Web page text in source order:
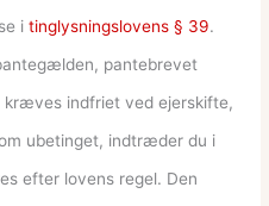
itinglysningslovens § 39.
pantebrevet
indfriet ved ejerskifte,
ubetinget, indtræder du i
efter lovens regel. Den